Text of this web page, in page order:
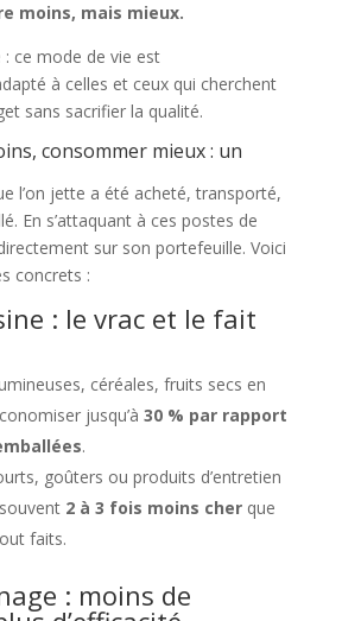
moins, mais mieux.
ce mode de vie est
à celles et ceux qui cherchent
sans sacrifier la qualité.
consommer mieux : un
l’on jette a été acheté, transporté,
En s’attaquant à ces postes de
sur son portefeuille. Voici
concrets :
: le vrac et le fait
céréales, fruits secs en
jusqu’à 30 % par rapport
.
goûters ou produits d’entretien
2 à 3 fois moins cherque
faits.
: moins de